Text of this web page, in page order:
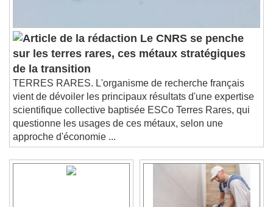
Le CNRS se penche
sur les terres rares, ces métaux stratégiques
de la transition
TERRES RARES. L'organisme de recherche français
vient de dévoiler les principaux résultats d'une expertise
scientifique collective baptisée ESCo Terres Rares, qui
questionne les usages de ces métaux, selon une
approche d'économie ...